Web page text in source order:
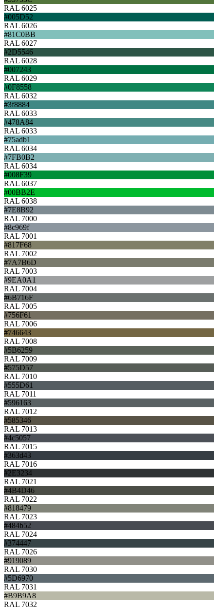
RAL 6025
#005D52
RAL 6026
#81C0BB
RAL 6027
#2D5546
RAL 6028
#007243
RAL 6029
#0F8558
RAL 6032
#3f8884
RAL 6033
#478A84
RAL 6033
#75adb1
RAL 6034
#7FB0B2
RAL 6034
#008F39
RAL 6037
#00BB2E
RAL 6038
#7E8B92
RAL 7000
#8c969f
RAL 7001
#817F68
RAL 7002
#7A7B6D
RAL 7003
#9EA0A1
RAL 7004
#6B716F
RAL 7005
#756F61
RAL 7006
#746643
RAL 7008
#5B6259
RAL 7009
#575D57
RAL 7010
#555D61
RAL 7011
#596163
RAL 7012
#585346
RAL 7013
#4c5057
RAL 7015
#363d43
RAL 7016
#2E3234
RAL 7021
#4B4D46
RAL 7022
#818479
RAL 7023
#484b52
RAL 7024
#374447
RAL 7026
#919089
RAL 7030
#5D6970
RAL 7031
#B9B9A8
RAL 7032